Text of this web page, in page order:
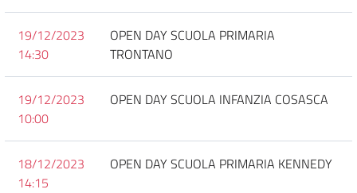
19/12/2023
14:30
OPEN DAY SCUOLA PRIMARIA
TRONTANO
19/12/2023
10:00
OPEN DAY SCUOLA INFANZIA COSASCA
18/12/2023
14:15
OPEN DAY SCUOLA PRIMARIA KENNEDY